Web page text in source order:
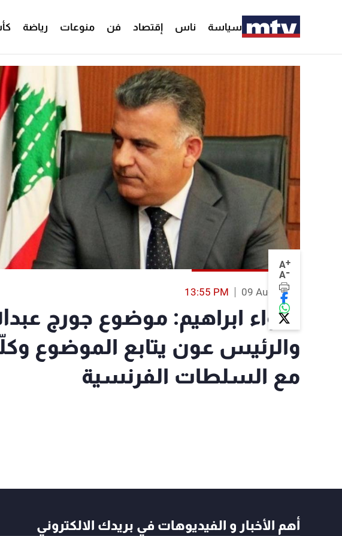
سياسة ناس إقتصاد فن منوعات رياضة
A+
A-
09 Aug 2019
13:55 PM
اللواء ابراهيم: موضوع جورج
والرئيس عون يتابع الموضوع
مع السلطات الفرنسية
أهم الأخبار و الفيديوهات في بريدك الالكتروني